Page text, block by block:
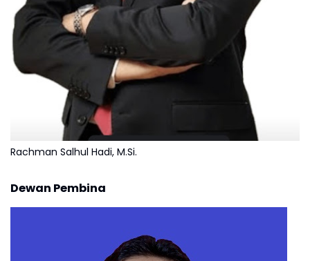
Rachman Salhul Hadi, M.Si.
Dewan Pembina